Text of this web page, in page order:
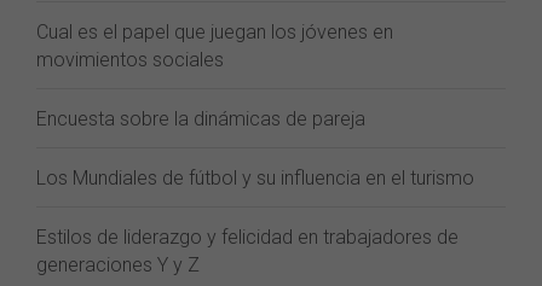
Cual es el papel que juegan los jóvenes en
movimientos sociales
Encuesta sobre la dinámicas de pareja
Los Mundiales de fútbol y su influencia en el turismo
Estilos de liderazgo y felicidad en trabajadores de
generaciones Y y Z